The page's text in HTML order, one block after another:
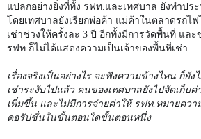
แปลกอย่างยิ่งที่ทั้ง รฟท.และเทศบาล ยังทำป
โดยเทศบาลยังเรียกพ่อค้า แม่ค้าในตลาดรถ
เช่าช่วงให้ครั้งละ 3 ปี อีกทั้งมีการวัดพื้นที่ และ
รฟท.ก็ไม่ได้แสดงความเป็นเจ้าของพื้นที่เช่า
เรื่องจริงเป็นอย่างไร จะฟังความข้างไหน ก็ยั
เช่าระงับไปแล้ว คนของเทศบาลยังไปจัดเก็บค่
เพิ่มขึ้น และไม่มีการจ่ายค่าให้ รฟท.หมายคว
คอรัปชั่นในขั้นตอนใดขั้นตอนหนึ่ง